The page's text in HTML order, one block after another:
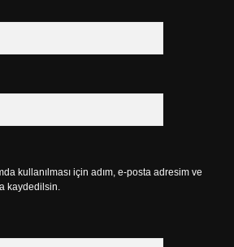
kullanılması için adım, e-posta adresim ve
kaydedilsin.